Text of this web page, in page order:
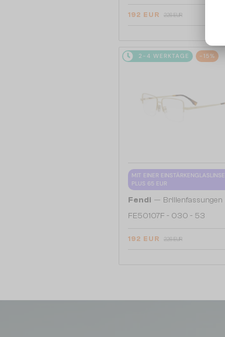
192 EUR 226 EUR
2-4 WERKTAGE -15%
MIT EINER EINSTÄRKENGLASLINSE
PLUS 65 EUR
Fendi — Brillenfassungen
FE50107F - 030 - 53
192 EUR 226 EUR